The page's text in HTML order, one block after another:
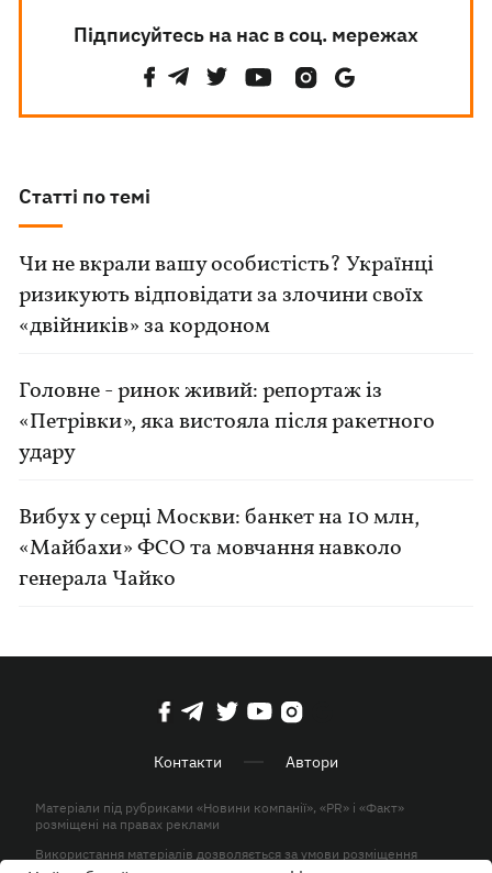
Підписуйтесь на нас в соц. мережах
Статті по темі
Чи не вкрали вашу особистість? Українці
ризикують відповідати за злочини своїх
«двійників» за кордоном
Головне - ринок живий: репортаж із
«Петрівки», яка вистояла після ракетного
удару
Вибух у серці Москви: банкет на 10 млн,
«Майбахи» ФСО та мовчання навколо
генерала Чайко
Контакти Автори
Матеріали під рубриками «Новини компанії», «PR» і «Факт»
розміщені на правах реклами
Використання матеріалів дозволяється за умови розміщення